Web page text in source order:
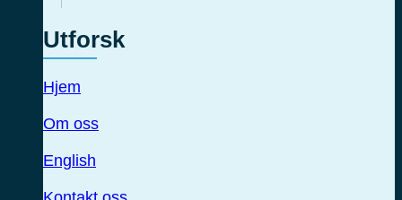
Utforsk
Hjem
Om oss
English